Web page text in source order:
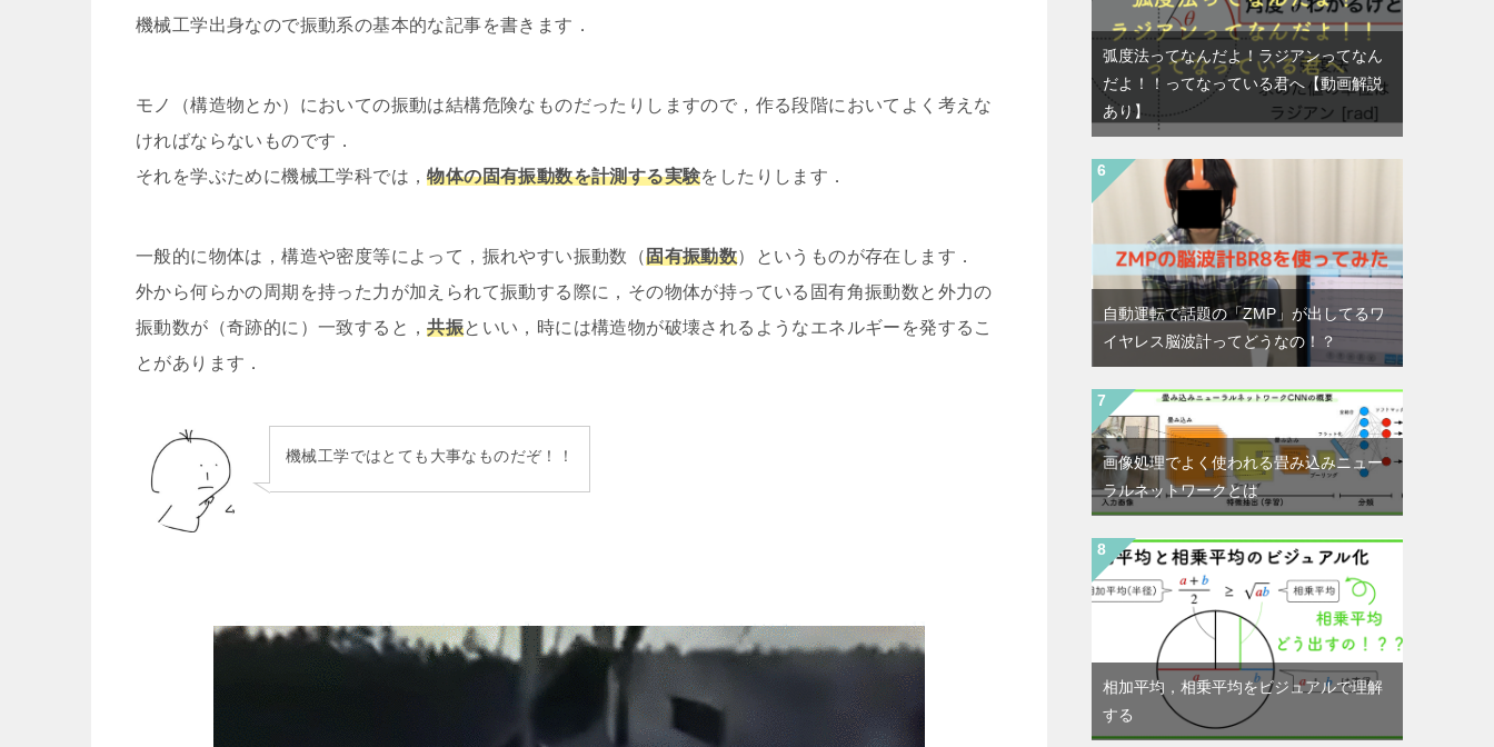
機械工学出身なので振動系の基本的な記事を書きます．
モノ（構造物とか）においての振動は結構危険なものだったりしますので，作る段階においてよく考えな
ければならないものです．
それを学ぶために機械工学科では，物体の固有振動数を計測する実験をしたりします．
一般的に物体は，構造や密度等によって，振れやすい振動数（固有振動数）というものが存在します．
外から何らかの周期を持った力が加えられて振動する際に，その物体が持っている固有角振動数と外力の
振動数が（奇跡的に）一致すると，共振といい，時には構造物が破壊されるようなエネルギーを発するこ
とがあります．
機械工学ではとても大事なものだぞ！！
弧度法ってなんだよ！ラジアンってなん
だよ！！ってなっている君へ【動画解説
あり】
自動運転で話題の「ZMP」が出してるワ
イヤレス脳波計ってどうなの！？
画像処理でよく使われる畳み込みニュー
ラルネットワークとは
相加平均，相乗平均をビジュアルで理解
する